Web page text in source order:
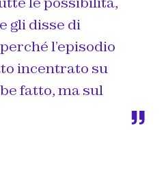
gli disse di
l’episodio
incentrato su
fatto, ma sul